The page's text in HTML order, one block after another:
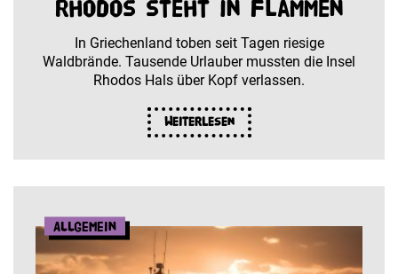
Rhodos steht in Flammen
In Griechenland toben seit Tagen riesige
Waldbrände. Tausende Urlauber mussten die Insel
Rhodos Hals über Kopf verlassen.
Weiterlesen
Allgemein